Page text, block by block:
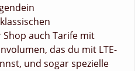
auch Tarife mit
das du mit LTE-
und sogar spezielle